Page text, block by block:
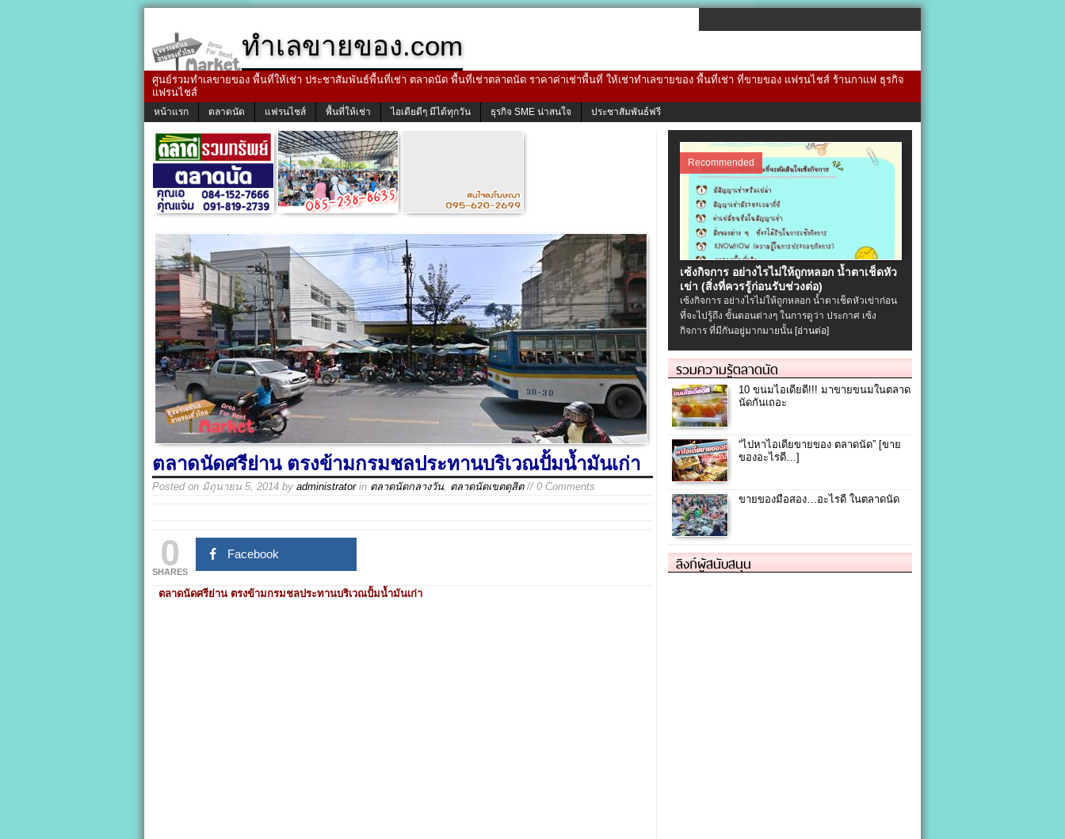
ทำเลขายของ.com
ศูนย์รวมทำเลขายของ พื้นที่ให้เช่า ประชาสัมพันธ์พื้นที่เช่า ตลาดนัด พื้นที่เช่าตลาดนัด ราคาค่าเช่าพื้นที่ ให้เช่าทำเลขายของ พื้นที่เช่า ที่ขายของ แฟรนไชส์ ร้านกาแฟ ธุรกิจ
แฟรนไชส์
หน้าแรก ตลาดนัด แฟรนไชส์ พื้นที่ให้เช่า ไอเดียดีๆ มีได้ทุกวัน ธุรกิจ SME น่าสนใจ ประชาสัมพันธ์ฟรี
ตลาดนัดศรีย่าน ตรงข้ามกรมชลประทานบริเวณปั้มน้ำมันเก่า
Posted on มิถุนายน 5, 2014 by administratorin ตลาดนัดกลางวัน ตลาดนัดเขตดุสิต// 0 Comments
0
SHARES
Facebook
ตลาดนัดศรีย่าน ตรงข้ามกรมชลประทานบริเวณปั้มน้ำมันเก่า
Recommended
เซ้งกิจการ อย่างไรไม่ให้ถูกหลอก น้ำตาเช็ดหัว
เข่า (สิ่งที่ควรรู้ก่อนรับช่วงต่อ)
เซ้งกิจการ อย่างไรไม่ให้ถูกหลอก น้ำตาเช็ดหัวเข่าก่อน
ที่จะไปรู้ถึง ขั้นตอนต่างๆ ในการดูว่า ประกาศ เซ้ง
กิจการ ที่มีกันอยู่มากมายนั้น [อ่านต่อ]
รวมความรู้ตลาดนัด
10 ขนมไอเดียดี!!! มาขายขนมในตลาด
นัดกันเถอะ
“ไปหาไอเดียขายของ ตลาดนัด” [ขาย
ของอะไรดี…]
ขายของมือสอง…อะไรดี ในตลาดนัด
ลิงก์ผู้สนับสนุน